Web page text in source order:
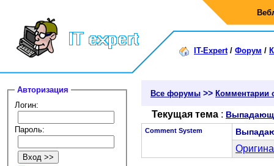
IT-Expert/ Форум /
Авторизация
Логин:
Пароль:
Все форумы >> Комментарии
Текущая тема :
Comment System